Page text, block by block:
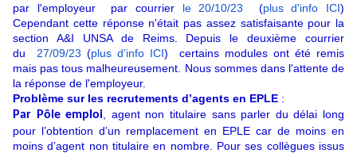
par l'employeur par courrier le 20/10/23 (plus d'info ICI)
Cependant cette réponse n'était pas assez satisfaisante pour la
section A&I UNSA de Reims. Depuis le deuxième courrier
du
27/09/23 (plus d'info ICI)
certains modules ont été remis
mais pas tous malheureusement. Nous sommes dans l'attente de
la réponse de l'employeur.
Problème sur les recrutements d’agents en EPLE :
Par Pôle emploi , agent non titulaire sans parler du délai long
pour l’obtention d’un remplacement en EPLE car de moins en
moins d’agent non titulaire en nombre. Pour ses collègues issus